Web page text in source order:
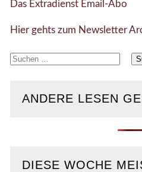
Das Extradienst Email-Abo
Hier gehts zum Newsletter
Suchen
ANDERE LESEN
DIESE WOCHE